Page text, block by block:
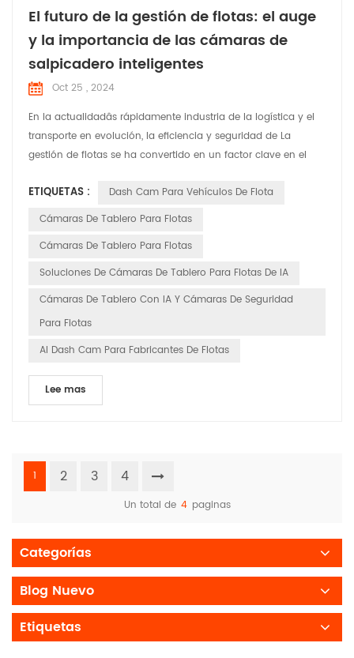
El futuro de la gestión de flotas: el auge
y la importancia de las cámaras de
salpicadero inteligentes
Oct 25 , 2024
En la actualidadâs rápidamente industria de la logística y el
transporte en evolución, la eficiencia y seguridad de La
gestión de flotas se ha convertido en un factor clave en el
los avances tecnológicos, las cámaras de tablero inteligentes
tienen transformado de simples herramientas de grabación
ETIQUETAS :
Dash Cam Para Vehículos De Flota
Cámaras De Tablero Para Flotas
Cámaras De Tablero Para Flotas
Soluciones De Cámaras De Tablero Para Flotas De IA
Cámaras De Tablero Con IA Y Cámaras De Seguridad
Para Flotas
AI Dash Cam Para Fabricantes De Flotas
Lee mas
1 2 3 4
Un total de 4 paginas
Categorías
Blog Nuevo
Etiquetas